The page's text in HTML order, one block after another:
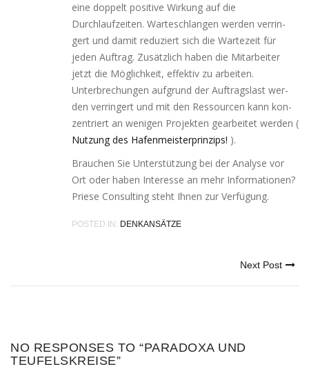
eine dop­pelt posi­ti­ve Wirkung auf die
Durchlaufzeiten. Warteschlangen wer­den ver­rin­
gert und damit redu­ziert sich die Wartezeit für
jeden Auftrag. Zusätzlich haben die Mitarbeiter
jetzt die Möglichkeit, effek­tiv zu arbei­ten.
Unterbrechungen auf­grund der Auftragslast wer­
den ver­rin­gert und mit den Ressourcen kann kon­
zen­triert an weni­gen Projekten gear­bei­tet wer­den (
Nutzung des Hafenmeisterprinzips! ).
Brauchen Sie Unterstützung bei der Analyse vor
Ort oder haben Interesse an mehr Informationen?
Priese Consulting steht Ihnen zur Verfügung.
POSTED IN: DENKANSÄTZE
Next Post
NO RESPONSES TO “PARADOXA UND
TEUFELSKREISE”